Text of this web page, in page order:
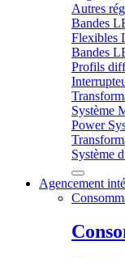
Autres
Bandes
Flexibles
Bandes
Profils
Système
Power
Système
Agencement